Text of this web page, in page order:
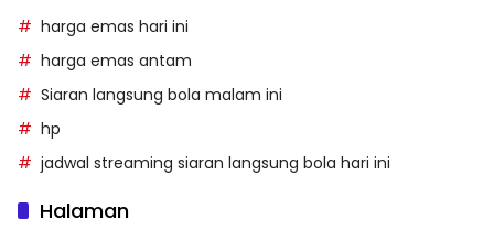
harga emas hari ini
harga emas antam
Siaran langsung bola malam ini
hp
jadwal streaming siaran langsung bola hari ini
Halaman